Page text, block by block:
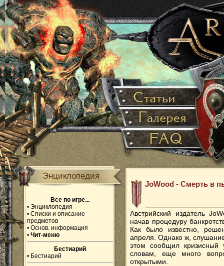
Энциклопедия
Все по игре...
• Энциклопедия
• Списки и описание
предметов
• Основ. информация
• Чит-меню
Бестиарий
• Бестиарий
JoWood - Смерть в
Австрийский издатель
начав процедуру
Как было известно,
апреля. Однако ж,
этом сообщил кризисный
словам, еще много
открытыми.